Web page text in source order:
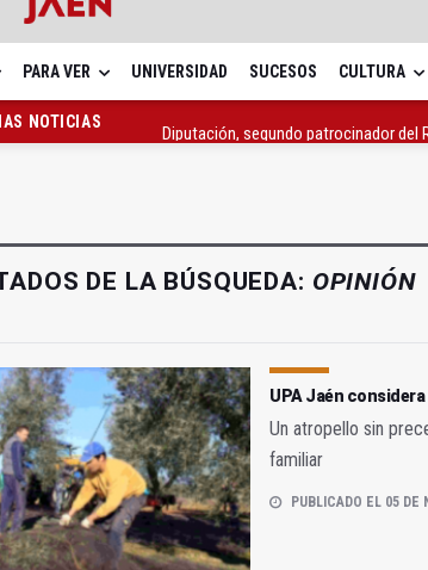
PARA VER UNIVERSIDAD SUCESOS CULTURA
NOTICIAS
Diputación, segundo patrocinador del
DE LA BÚSQUEDA: OPINIÓN
UPA Jaén
Un atropello sin
familiar
PUBLICADO EL 05 DE